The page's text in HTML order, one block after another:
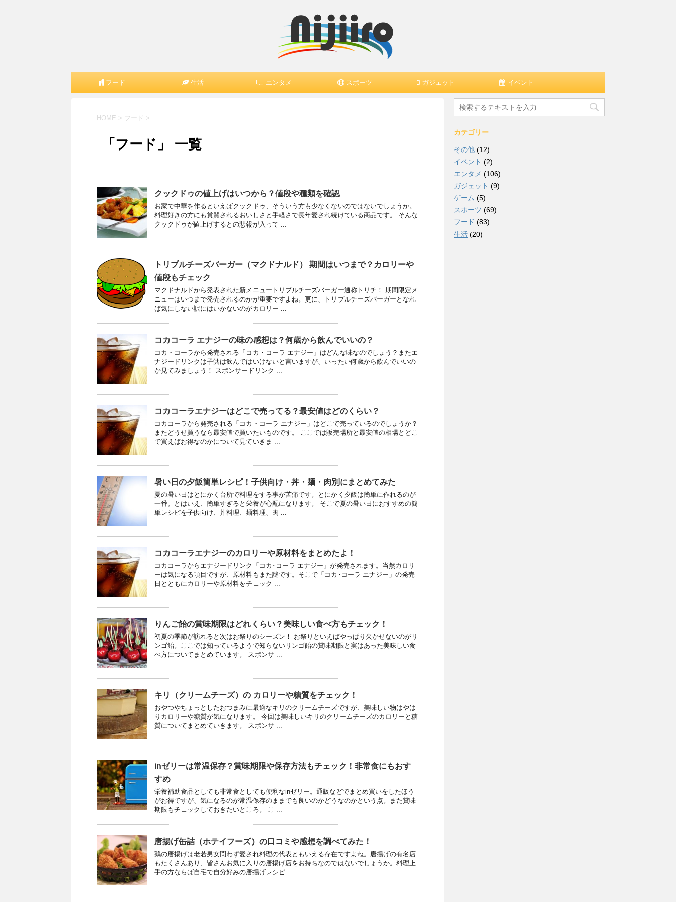
フード 生活 エンタメ スポーツ ガジェット イベント
HOME > フード >
「フード」 一覧
クックドゥの値上げはいつから？値段や種類を確認
お家で中華を作るといえばクックドゥ、そういう方も少なくないのではないでしょうか。
料理好きの方にも賞賛されるおいしさと手軽さで長年愛され続けている商品です。 そんな
クックドゥが値上げするとの悲報が入って ...
トリプルチーズバーガー（マクドナルド） 期間はいつまで？カロリーや
値段もチェック
マクドナルドから発表された新メニュートリプルチーズバーガー通称トリチ！ 期間限定メ
ニューはいつまで発売されるのかが重要ですよね。更に、トリプルチーズバーガーとなれ
ば気にしない訳にはいかないのがカロリー ...
コカコーラ エナジーの味の感想は？何歳から飲んでいいの？
コカ・コーラから発売される「コカ・コーラ エナジー」はどんな味なのでしょう？またエ
ナジードリンクは子供は飲んではいけないと言いますが、いったい何歳から飲んでいいの
か見てみましょう！ スポンサードリンク ...
コカコーラエナジーはどこで売ってる？最安値はどのくらい？
コカコーラから発売される「コカ・コーラ エナジー」はどこで売っているのでしょうか？
またどうせ買うなら最安値で買いたいものです。 ここでは販売場所と最安値の相場とどこ
で買えばお得なのかについて見ていきま ...
暑い日の夕飯簡単レシピ！子供向け・丼・麺・肉別にまとめてみた
夏の暑い日はとにかく台所で料理をする事が苦痛です。とにかく夕飯は簡単に作れるのが
一番。とはいえ、簡単すぎると栄養が心配になります。 そこで夏の暑い日におすすめの簡
単レシピを子供向け、丼料理、麺料理、肉 ...
コカコーラエナジーのカロリーや原材料をまとめたよ！
コカコーラからエナジードリンク「コカ･コーラ エナジー」が発売されます。当然カロリ
ーは気になる項目ですが、原材料もまた謎です。そこで「コカ･コーラ エナジー」の発売
日とともにカロリーや原材料をチェック ...
りんご飴の賞味期限はどれくらい？美味しい食べ方もチェック！
初夏の季節が訪れると次はお祭りのシーズン！ お祭りといえばやっぱり欠かせないのがリ
ンゴ飴。ここでは知っているようで知らないリンゴ飴の賞味期限と実はあった美味しい食
べ方についてまとめています。 スポンサ ...
キリ（クリームチーズ）の カロリーや糖質をチェック！
おやつやちょっとしたおつまみに最適なキリのクリームチーズですが、美味しい物はやは
りカロリーや糖質が気になります。 今回は美味しいキリのクリームチーズのカロリーと糖
質についてまとめていきます。 スポンサ ...
inゼリーは常温保存？賞味期限や保存方法もチェック！非常食にもおす
すめ
栄養補助食品としても非常食としても便利なinゼリー。通販などでまとめ買いをしたほう
がお得ですが、気になるのが常温保存のままでも良いのかどうなのかという点。また賞味
期限もチェックしておきたいところ。 こ ...
唐揚げ缶詰（ホテイフーズ）の口コミや感想を調べてみた！
鶏の唐揚げは老若男女問わず愛され料理の代表ともいえる存在ですよね。唐揚げの有名店
もたくさんあり、皆さんお気に入りの唐揚げ店をお持ちなのではないでしょうか。料理上
手の方ならば自宅で自分好みの唐揚げレシピ ...
カテゴリー
その他 (12)
イベント (2)
エンタメ (106)
ガジェット (9)
ゲーム (5)
スポーツ (69)
フード (83)
生活 (20)